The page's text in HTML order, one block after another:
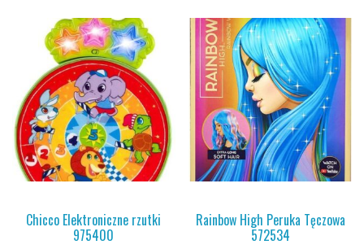
Chicco Elektroniczne rzutki
975400
Rainbow High Peruka Tęczowa
572534